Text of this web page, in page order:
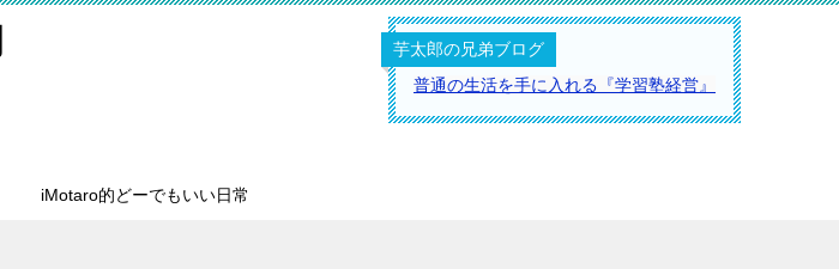
芋太郎の兄弟ブログ
普通の生活を手に入れる『学習塾経営』
iMotaro的どーでもいい日常